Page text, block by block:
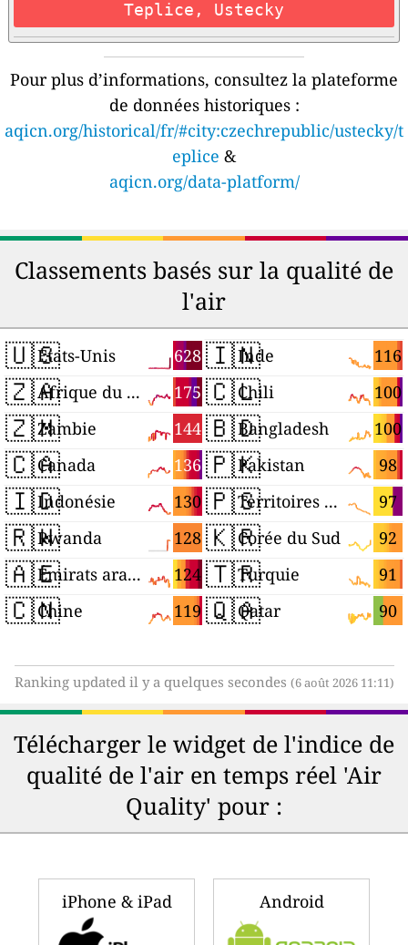
Teplice, Ustecky
Pour plus d’informations, consultez la plateforme
de données historiques :
aqicn.org/historical/fr/#city:czechrepublic/ustecky/t
eplice &
aqicn.org/data-platform/
Classements basés sur la qualité de
l'air
🇺🇸 628
États-Unis
🇿🇦 175
Afrique du Sud
🇿🇲 144
Zambie
🇨🇦 136
Canada
🇮🇩 130
Indonésie
🇷🇼 128
Rwanda
🇦🇪 124
Émirats arabes unis
🇨🇳 119
Chine
🇮🇳 116
Inde
🇨🇱 100
Chili
🇧🇩 100
Bangladesh
🇵🇰 98
Pakistan
🇵🇸 97
Territoires palestiniens
🇰🇷 92
Corée du Sud
🇹🇷 91
Turquie
🇶🇦 90
Qatar
Ranking updated il y a quelques secondes (6 août 2026 11:11)
Télécharger le widget de l'indice de
qualité de l'air en temps réel 'Air
Quality' pour :
iPhone & iPad Android